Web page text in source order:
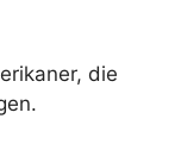
die